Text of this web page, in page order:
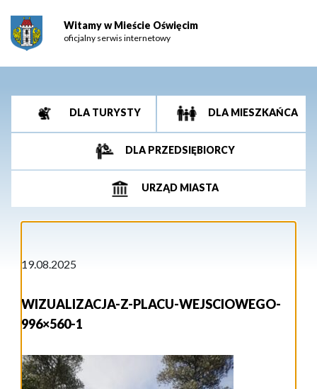
Witamy w Mieście Oświęcim
oficjalny serwis internetowy
DLA TURYSTY DLA MIESZKAŃCA
DLA PRZEDSIĘBIORCY
URZĄD MIASTA
19.08.2025
WIZUALIZACJA-Z-PLACU-WEJSCIOWEGO-
996×560-1